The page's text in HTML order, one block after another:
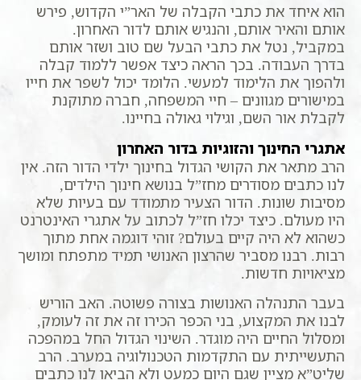
הוא איחד את כתבי הקבלה של האר”י הקדוש, פירש
אותם והאיר אותם, והנגיש אותם לדור האחרון.
במקביל, נטל את כתבי הבעל שם טוב ושזר אותם
בדרך העבודה. בכך הראה כיצד אפשר ללמוד קבלה
ולהפוך את הלימוד למעשי. הלומד יכול לשפר את חייו
במישורים מגוונים – חיי המשפחה, חברה מתוקנת
לקבלת אור השם, וגילוי גאולה בחיינו.
אתגרי החינוך והזוגיות בדור האחרון
הרב מתאר את הקושי הגדול בחינוך ילדי הדור הזה. אין
לנו כתבים מסודרים מחז”ל בנושא חינוך הילדים,
מסיבות שונות. הדור הצעיר מתמודד עם בעיות שלא
היו מעולם. כיצד יכלו חז”ל לכתוב על אתגרי האינטרנט
כשהוא לא היה קיים בעולם? זוהי דוגמה אחת מתוך
רבות. רבנו מסביר שהרצון האנושי תמיד מתפתח ומושך
מציאויות חדשות.
בעבר התנהלה האנושות בצורה פשוטה. האב הוריש
לבנו את המקצוע, בני הכפר הכירו זה את זה לעומק,
ומסלול החיים היה מוגדר. השינוי הגדול החל במהפכה
התעשייתית עם התקדמות הטכנולוגיה במערב. הרב
שליט”א מציין שגם היום כמעט ולא הביאו לנו כתבים